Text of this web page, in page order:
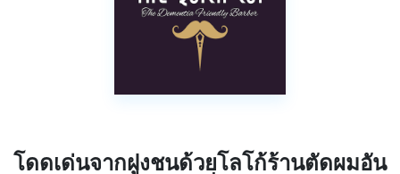
โดดเด่นจากฝูงชนด้วยโลโก้ร้านตัดผมอัน